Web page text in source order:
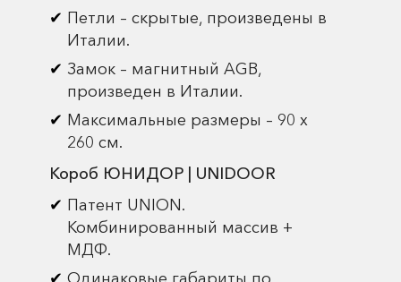
Петли – скрытые, произведены в
Италии.
Замок – магнитный AGB,
произведен в Италии.
Максимальные размеры – 90 х
260 см.
Короб ЮНИДОР | UNIDOOR
Патент UNION.
Комбинированный массив +
МДФ.